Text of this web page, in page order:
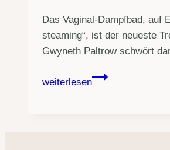
Das Vaginal-Dampfbad, auf
steaming“, ist der neueste
Gwyneth Paltrow schwört
weiterlesen
Yoni-